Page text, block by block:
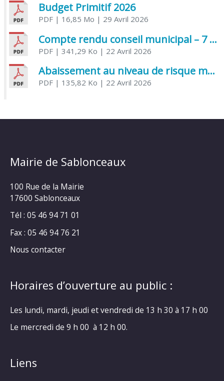
Budget Primitif 2026
PDF| 16,85 Mo | 29 Avril 2026
Compte rendu conseil municipal – 7 avril 2026
PDF| 341,29 Ko | 22 Avril 2026
Abaissement au niveau de risque modéré de l’Influenza aviaire
PDF| 135,82 Ko | 22 Avril 2026
Mairie de Sablonceaux
100 Rue de la Mairie
17600 Sablonceaux
Tél : 05 46 94 71 01
Fax : 05 46 94 76 21
Nous contacter
Horaires d’ouverture au public :
Les lundi, mardi, jeudi et vendredi de 13 h 30 à 17 h 00
Le mercredi de 9 h 00 à 12 h 00.
Liens